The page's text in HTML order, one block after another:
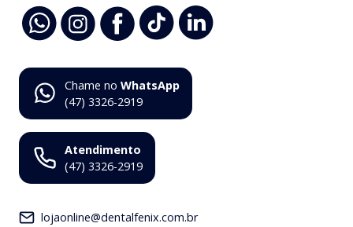
Chame no WhatsApp
(47) 3326-2919
Atendimento
(47) 3326-2919
lojaonline@dentalfenix.com.br